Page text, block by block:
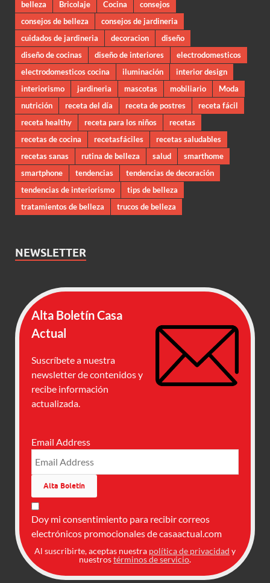
belleza
Bricolaje Cocina
consejos
consejos de belleza
consejos de jardineria
cuidados de jardineria
decoracion
diseño
diseño de cocinas
diseño de interiores
electrodomesticos
electrodomesticos cocina
iluminación
interior design
interiorismo
jardineria mascotas mobiliario
Moda
nutrición
receta del día receta de postres
receta fácil
receta healthy
receta para los niños
recetas
recetas de cocina
recetasfáciles
recetas saludables
recetas sanas
rutina de belleza salud
smarthome
smartphone
tendencias
tendencias de decoración
tendencias de interiorismo
tips de belleza
tratamientos de belleza
trucos de belleza
NEWSLETTER
Alta Boletín Casa
Actual
Suscríbete a nuestra
newsletter de contenidos y
recibe información
actualizada.
Email Address
Doy mi consentimiento para recibir correos
electrónicos promocionales de casaactual.com
Al suscribirte, aceptas nuestra política de privacidad y
nuestrostérminos de servicio.